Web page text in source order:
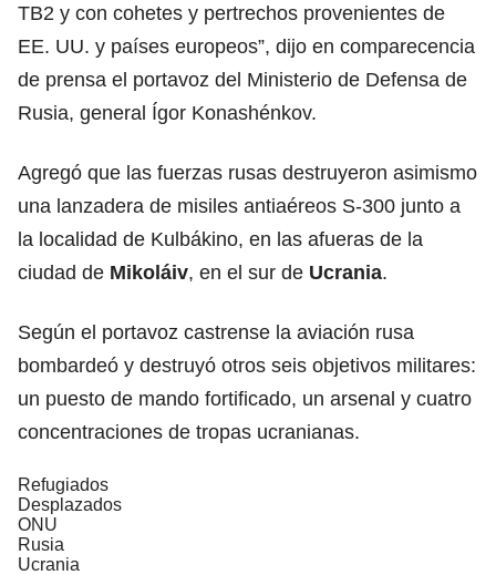
TB2 y con cohetes y pertrechos provenientes de
EE. UU. y países europeos”, dijo en comparecencia
de prensa el portavoz del Ministerio de Defensa de
Rusia, general Ígor Konashénkov.
Agregó que las fuerzas rusas destruyeron asimismo
una lanzadera de misiles antiaéreos S-300 junto a
la localidad de Kulbákino, en las afueras de la
ciudad de Mikoláiv, en el sur de Ucrania.
Según el portavoz castrense la aviación rusa
bombardeó y destruyó otros seis objetivos militares:
un puesto de mando fortificado, un arsenal y cuatro
concentraciones de tropas ucranianas.
Refugiados
Desplazados
ONU
Rusia
Ucrania